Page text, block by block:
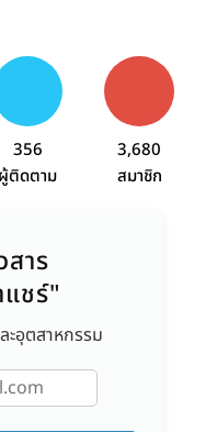
356
ผู้ติดตาม
3,680
สมาชิก
าร
ชร์"
ะอุตสาหกรรม